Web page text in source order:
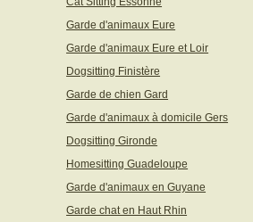
Garde d'animaux Eure
Garde d'animaux Eure et Loir
Dogsitting Finistère
Garde de chien Gard
Garde d'animaux à domicile Gers
Dogsitting Gironde
Homesitting Guadeloupe
Garde d'animaux en Guyane
Garde chat en Haut Rhin